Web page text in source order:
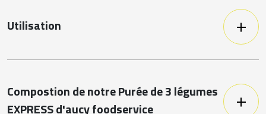
Utilisation
spécifique, ce produit est
Compostion de notre Purée de 3 légumes
EXPRESS d'aucy foodservice